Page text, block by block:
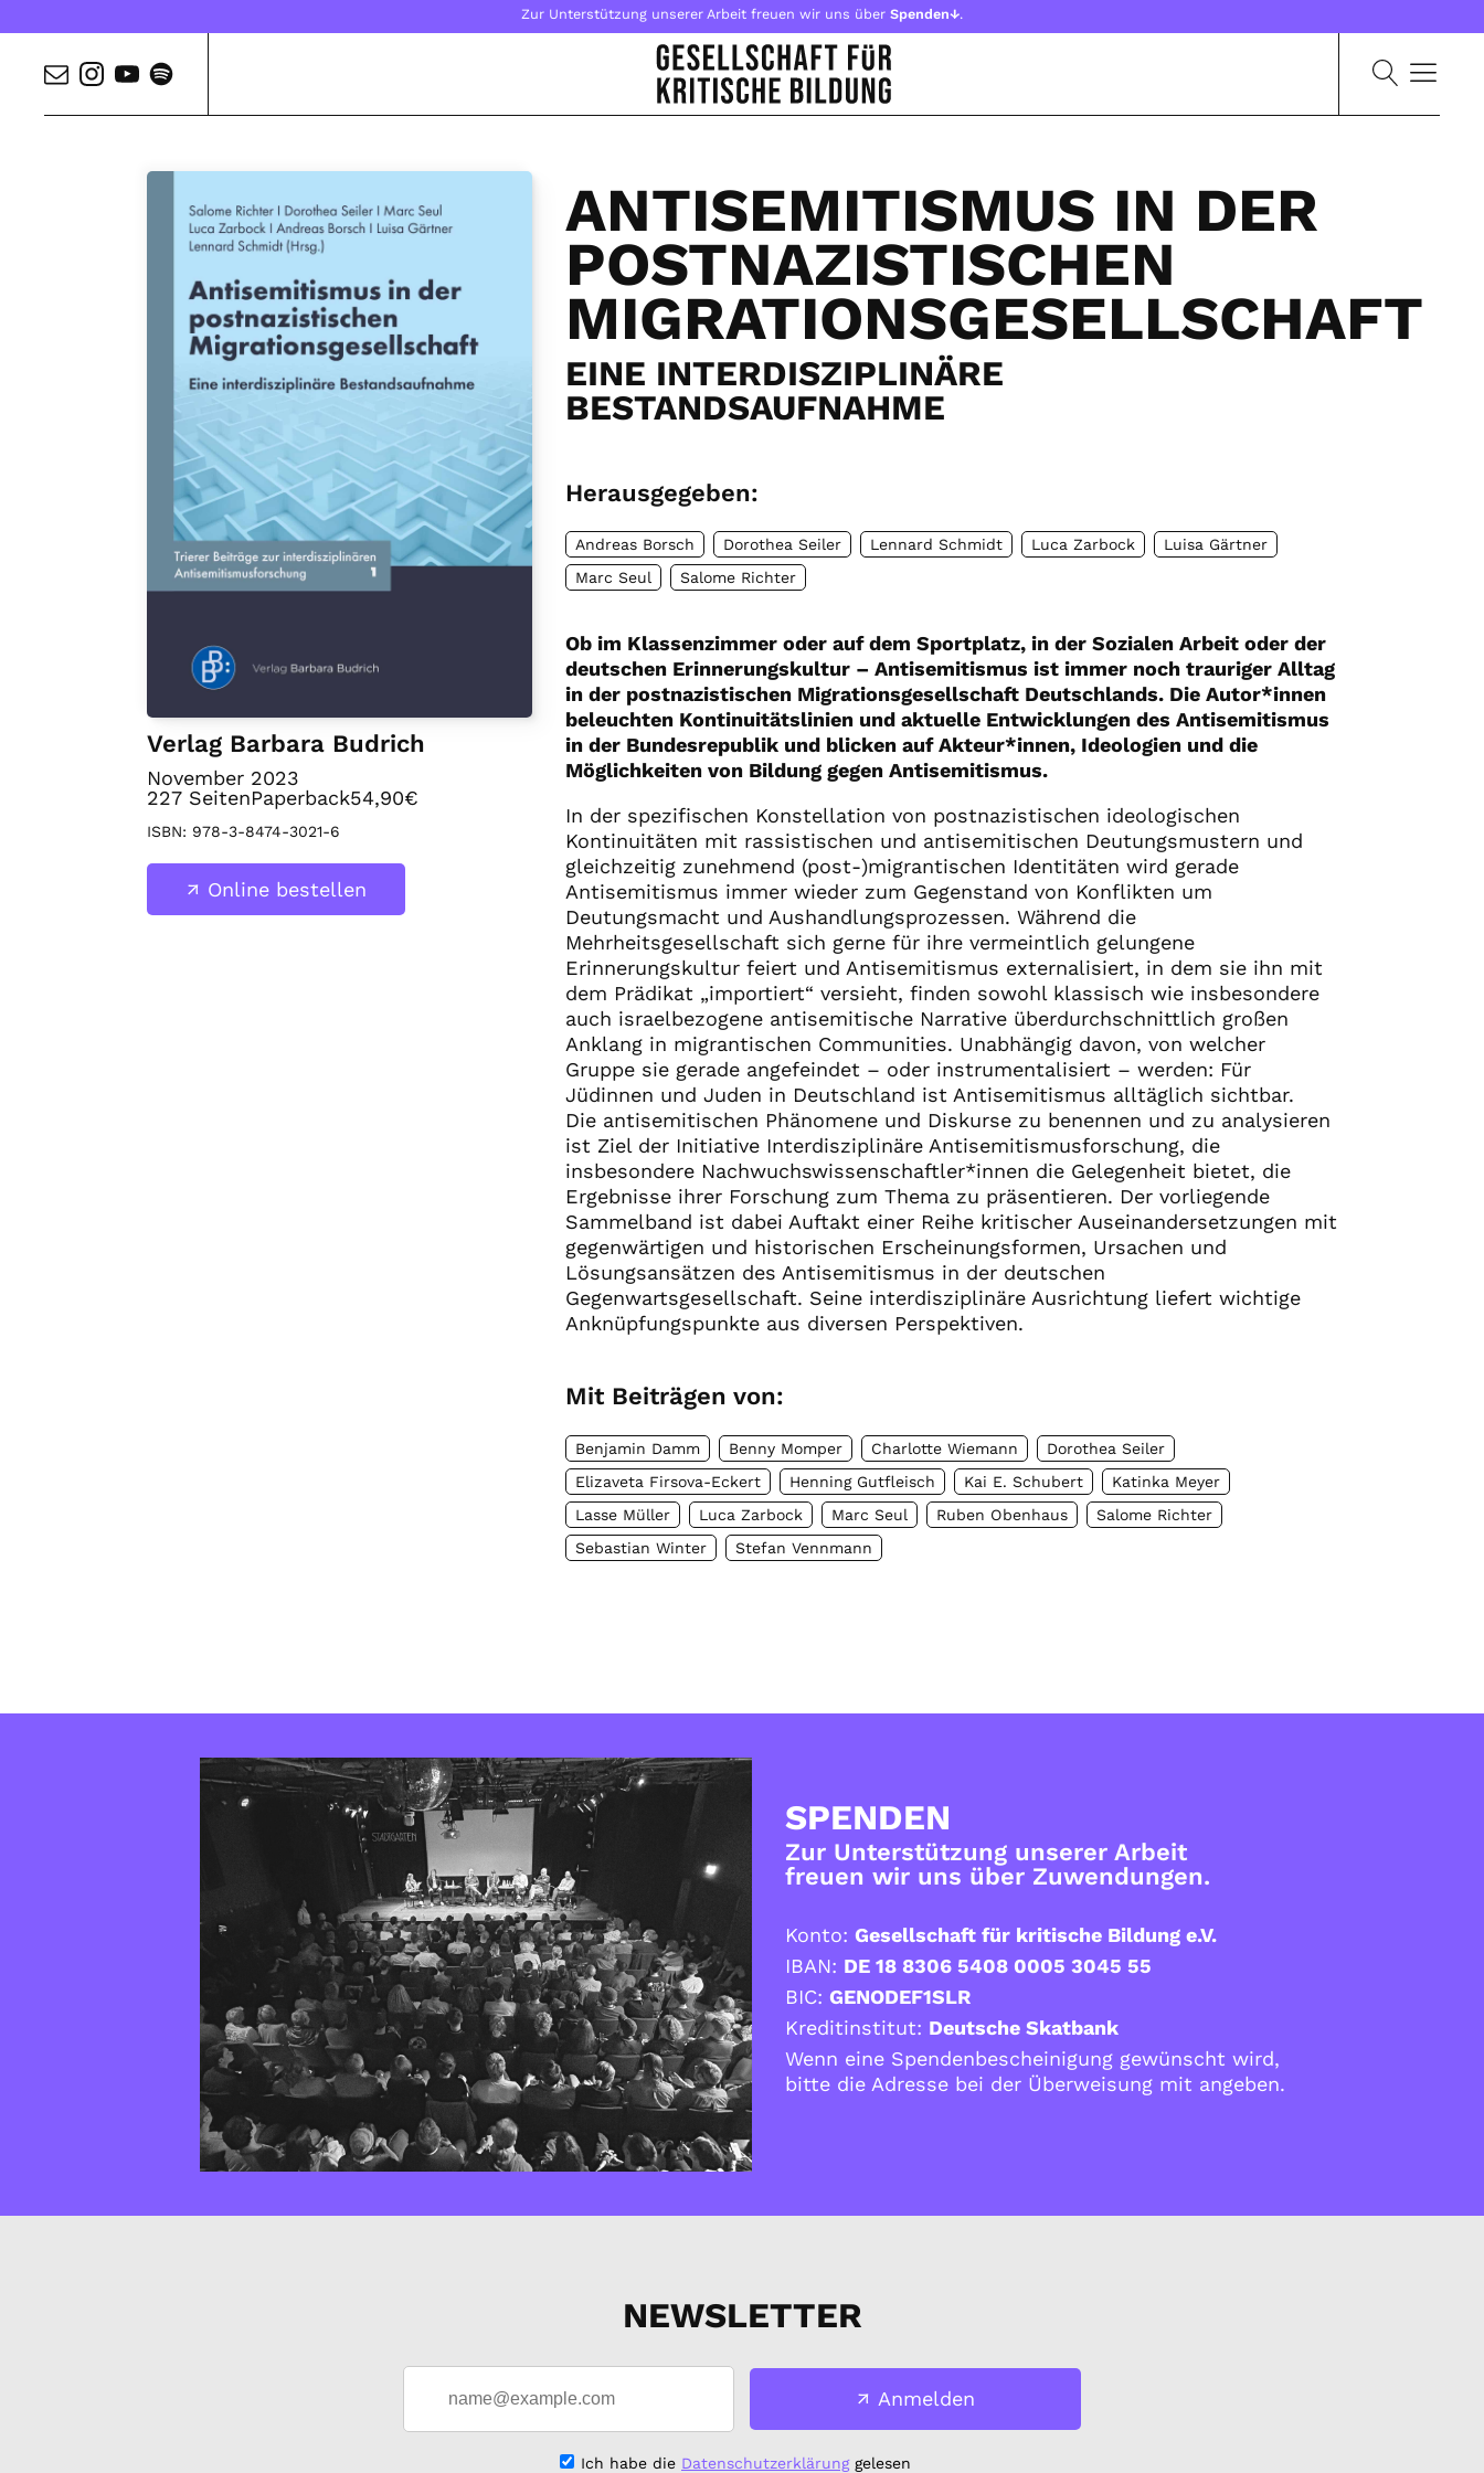
Zur Unterstützung unserer Arbeit freuen wir uns über Spenden↓.
ANTISEMITISMUS IN DER
POSTNAZISTISCHEN
MIGRATIONSGESELLSCHAFT
EINE INTERDISZIPLINÄRE
BESTANDSAUFNAHME
Herausgegeben:
Andreas Borsch Dorothea Seiler Lennard Schmidt Luca Zarbock
Luisa Gärtner
Marc Seul
Salome Richter
Ob im Klassenzimmer oder auf dem Sportplatz, in der Sozialen Arbeit oder der
deutschen Erinnerungskultur – Antisemitismus ist immer noch trauriger Alltag
in der postnazistischen Migrationsgesellschaft Deutschlands. Die Autor*innen
beleuchten Kontinuitätslinien und aktuelle Entwicklungen des Antisemitismus
in der Bundesrepublik und blicken auf Akteur*innen, Ideologien und die
Möglichkeiten von Bildung gegen Antisemitismus.
In der spezifischen Konstellation von postnazistischen ideologischen
Kontinuitäten mit rassistischen und antisemitischen Deutungsmustern und
gleichzeitig zunehmend (post-)migrantischen Identitäten wird gerade
Antisemitismus immer wieder zum Gegenstand von Konflikten um
Deutungsmacht und Aushandlungsprozessen. Während die
Mehrheitsgesellschaft sich gerne für ihre vermeintlich gelungene
Erinnerungskultur feiert und Antisemitismus externalisiert, in dem sie ihn mit
dem Prädikat „importiert“ versieht, finden sowohl klassisch wie insbesondere
auch israelbezogene antisemitische Narrative überdurchschnittlich großen
Anklang in migrantischen Communities. Unabhängig davon, von welcher
Gruppe sie gerade angefeindet – oder instrumentalisiert – werden: Für
Jüdinnen und Juden in Deutschland ist Antisemitismus alltäglich sichtbar.
Die antisemitischen Phänomene und Diskurse zu benennen und zu analysieren
ist Ziel der Initiative Interdisziplinäre Antisemitismusforschung, die
insbesondere Nachwuchswissenschaftler*innen die Gelegenheit bietet, die
Ergebnisse ihrer Forschung zum Thema zu präsentieren. Der vorliegende
Sammelband ist dabei Auftakt einer Reihe kritischer Auseinandersetzungen mit
gegenwärtigen und historischen Erscheinungsformen, Ursachen und
Lösungsansätzen des Antisemitismus in der deutschen
Gegenwartsgesellschaft. Seine interdisziplinäre Ausrichtung liefert wichtige
Anknüpfungspunkte aus diversen Perspektiven.
Mit Beiträgen von:
Benjamin Damm Benny Momper Charlotte Wiemann
Dorothea Seiler
Elizaveta Firsova-Eckert
Henning Gutfleisch Kai E. Schubert
Katinka Meyer
Lasse Müller
Luca Zarbock Marc Seul Ruben Obenhaus
Salome Richter
Sebastian Winter
Stefan Vennmann
Verlag Barbara Budrich
November 2023
227SeitenPaperback54,90€
ISBN: 978-3-8474-3021-6
Online bestellen
SPENDEN
Zur Unterstützung unserer Arbeit
freuen wir uns über Zuwendungen.
Konto: Gesellschaft für kritische Bildung e.V.
IBAN: DE 18 8306 5408 0005 3045 55
BIC: GENODEF1SLR
Kreditinstitut: Deutsche Skatbank
Wenn eine Spendenbescheinigung gewünscht wird,
bitte die Adresse bei der Überweisung mit angeben.
NEWSLETTER
Anmelden
Ich habe die Datenschutzerklärunggelesen